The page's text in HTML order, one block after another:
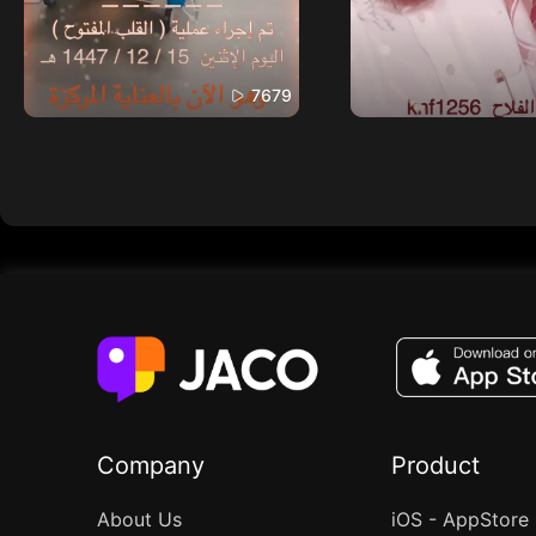
7679
Company
About Us
Product
iOS - AppStore